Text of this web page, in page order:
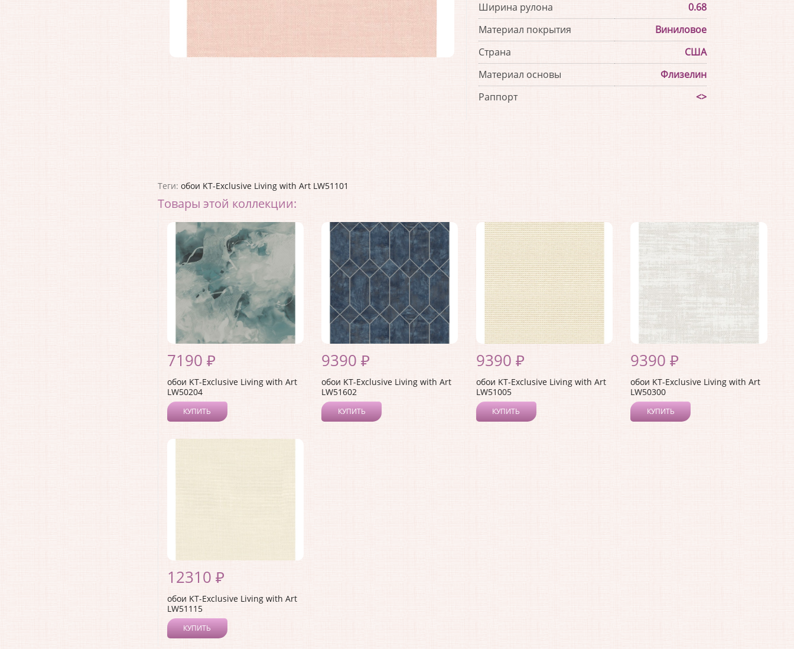
Ширина рулона
0.68
Материал покрытия
Виниловое
Страна
США
Материал основы
Флизелин
Раппорт
<>
Теги: обои KT-Exclusive Living with Art LW51101
Товары этой коллекции:
7190 ₽
обои KT-Exclusive Living with Art
LW50204
КУПИТЬ
9390 ₽
обои KT-Exclusive Living with Art
LW51602
КУПИТЬ
9390 ₽
обои KT-Exclusive Living with Art
LW51005
КУПИТЬ
9390 ₽
обои KT-Exclusive Living with Art
LW50300
КУПИТЬ
12310 ₽
обои KT-Exclusive Living with Art
LW51115
КУПИТЬ